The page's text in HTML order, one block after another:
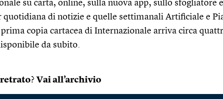
su carta, online, sulla nuova app, sullo
quotidiana di notizie e quelle settimanali Artificiale e
copia cartacea di Internazionale arriva circa
da subito.
? Vai all’archivio